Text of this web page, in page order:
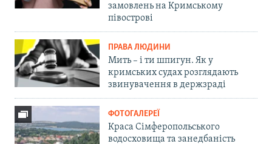
замовлень на Кримському
півострові
ПРАВА ЛЮДИНИ
Мить – і ти шпигун. Як у
кримських судах розглядають
звинувачення в держзраді
ФОТОГАЛЕРЕЇ
Краса Сімферопольського
водосховища та занедбаність